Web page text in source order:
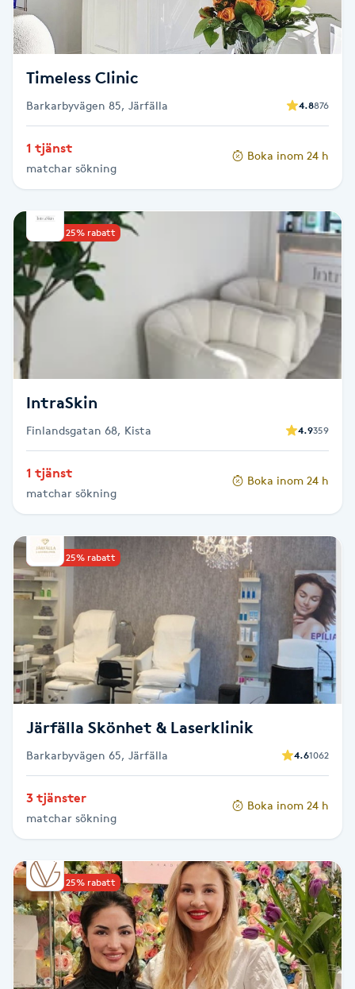
M
Manikyr & Pedikyr
Massage
Medial vägledning
Medicinsk massage
Meditation
Medium
Megavolymfransar
MicroPen
Microshading
Mixfransar
Nagelförlängning
Nagelförlängning akryl
Nagelförlängning glasfiber
Nagelförlängning silke
Nagelförstärkning
Nagelklippning
Nagelsvamp
Timeless Clinic
Barkarbyvägen 85, Järfälla 4.8876
1 tjänst
matchar sökning
Boka inom 24 h
Upp till 25% rabatt
IntraSkin
Finlandsgatan 68, Kista 4.9359
1 tjänst
matchar sökning
Boka inom 24 h
Upp till 25% rabatt
Järfälla Skönhet & Laserklinik
Barkarbyvägen 65, Järfälla 4.61062
3 tjänster
matchar sökning
Boka inom 24 h
Upp till 25% rabatt